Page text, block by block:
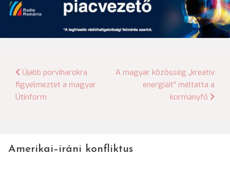
Bejegyzés
navigáció
Újabb porviharokra
figyelmeztet a magyar
Útinform
A magyar közösség „kreatív
energiáit” méltatta a
kormányfő
Amerikai–iráni konfliktus